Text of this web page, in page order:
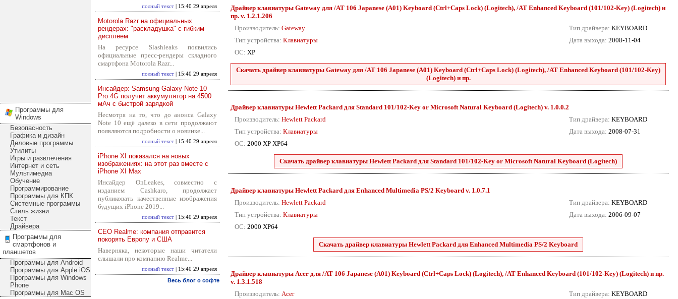
Программы для
Windows
Безопасность
Графика и дизайн
Деловые программы
Утилиты
Игры и развлечения
Интернет и сеть
Мультимедиа
Обучение
Программирование
Программы для КПК
Системные программы
Стиль жизни
Текст
Драйвера
Программы для
смартфонов и
планшетов
Программы для Android
Программы для Apple iOS
Программы для Windows
Phone
Программы для Mac OS
полный текст | 15:40 29 апреля
Motorola Razr на официальных
рендерах: "раскладушка" с гибким
дисплеем
На ресурсе Slashleaks появились
официальные пресс-рендеры складного
смартфона Motorola Razr...
полный текст | 15:40 29 апреля
Инсайдер: Samsung Galaxy Note 10
Pro 4G получит аккумулятор на 4500
мАч с быстрой зарядкой
Несмотря на то, что до анонса Galaxy
Note 10 ещё далеко в сети продолжают
появляются подробности о новинке...
полный текст | 15:40 29 апреля
iPhone XI показался на новых
изображениях: на этот раз вместе с
iPhone XI Max
Инсайдер OnLeakes, совместно с
изданием Cashkaro, продолжает
публиковать качественные изображения
будущих iPhone 2019...
полный текст | 15:40 29 апреля
CEO Realme: компания отправится
покорять Европу и США
Наверняка, некоторые наши читатели
слышали про компанию Realme...
полный текст | 15:40 29 апреля
Весь блог о софте
Драйвер клавиатуры Gateway для /AT 106 Japanese (A01) Keyboard (Ctrl+Caps Lock) (Logitech), /AT Enhanced Keyboard (101/102-Key) (Logitech) и
пр. v. 1.2.1.206
Производитель: Gateway
Тип устройства: Клавиатуры
ОС: XP
Тип драйвера: KEYBOARD
Дата выхода: 2008-11-04
Скачать драйвер клавиатуры Gateway для /AT 106 Japanese (A01) Keyboard (Ctrl+Caps Lock) (Logitech), /AT Enhanced Keyboard (101/102-Key)
(Logitech) и пр.
Драйвер клавиатуры Hewlett Packard для Standard 101/102-Key or Microsoft Natural Keyboard (Logitech) v. 1.0.0.2
Производитель: Hewlett Packard
Тип устройства: Клавиатуры
ОС: 2000 XP XP64
Тип драйвера: KEYBOARD
Дата выхода: 2008-07-31
Скачать драйвер клавиатуры Hewlett Packard для Standard 101/102-Key or Microsoft Natural Keyboard (Logitech)
Драйвер клавиатуры Hewlett Packard для Enhanced Multimedia PS/2 Keyboard v. 1.0.7.1
Производитель: Hewlett Packard
Тип устройства: Клавиатуры
ОС: 2000 XP64
Тип драйвера: KEYBOARD
Дата выхода: 2006-09-07
Скачать драйвер клавиатуры Hewlett Packard для Enhanced Multimedia PS/2 Keyboard
Драйвер клавиатуры Acer для /AT 106 Japanese (A01) Keyboard (Ctrl+Caps Lock) (Logitech), /AT Enhanced Keyboard (101/102-Key) (Logitech) и пр.
v. 1.3.1.518
Производитель: Acer
Тип драйвера: KEYBOARD